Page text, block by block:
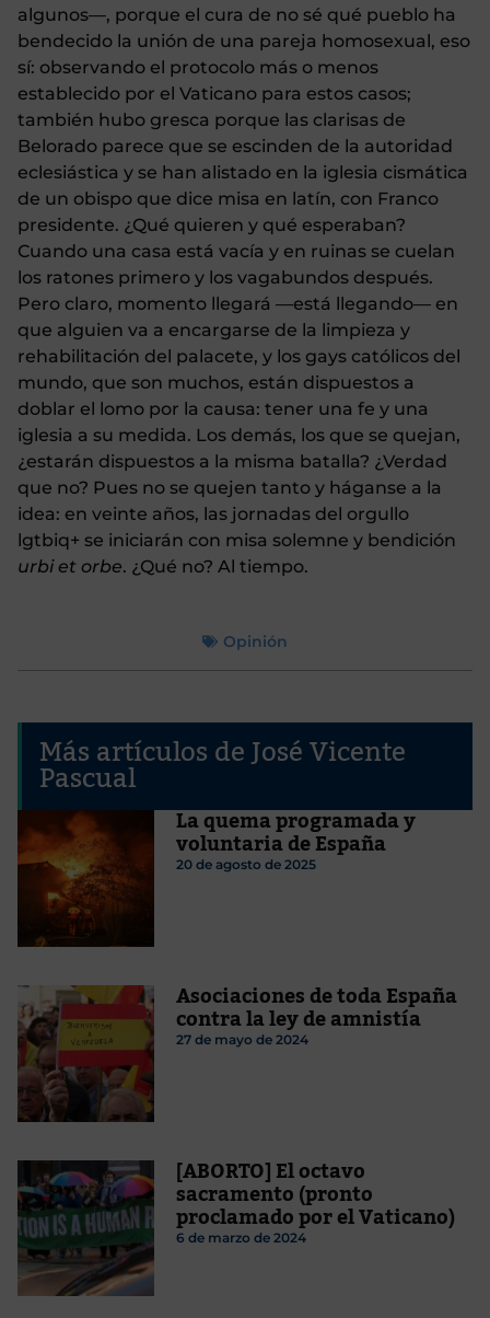
algunos—, porque el cura de no sé qué pueblo ha
bendecido la unión de una pareja homosexual, eso
sí: observando el protocolo más o menos
establecido por el Vaticano para estos casos;
también hubo gresca porque las clarisas de
Belorado parece que se escinden de la autoridad
eclesiástica y se han alistado en la iglesia cismática
de un obispo que dice misa en latín, con Franco
presidente. ¿Qué quieren y qué esperaban?
Cuando una casa está vacía y en ruinas se cuelan
los ratones primero y los vagabundos después.
Pero claro, momento llegará —está llegando— en
que alguien va a encargarse de la limpieza y
rehabilitación del palacete, y los gays católicos del
mundo, que son muchos, están dispuestos a
doblar el lomo por la causa: tener una fe y una
iglesia a su medida. Los demás, los que se quejan,
¿estarán dispuestos a la misma batalla? ¿Verdad
que no? Pues no se quejen tanto y háganse a la
idea: en veinte años, las jornadas del orgullo
lgtbiq+ se iniciarán con misa solemne y bendición
urbi et orbe. ¿Qué no? Al tiempo.
Opinión
Más artículos de José Vicente
Pascual
La quema programada y
voluntaria de España
20 de agosto de 2025
Asociaciones de toda España
contra la ley de amnistía
27 de mayo de 2024
[ABORTO] El octavo
sacramento (pronto
proclamado por el Vaticano)
6 de marzo de 2024